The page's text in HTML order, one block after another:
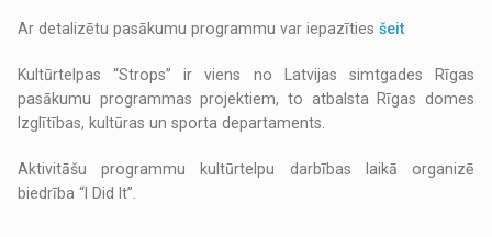
Ar detalizētu pasākumu programmu var iepazītiesšeit
Kultūrtelpas “Strops” ir viens no Latvijas simtgades Rīgas
pasākumu programmas projektiem, to atbalsta Rīgas domes
Izglītības, kultūras un sporta departaments.
Aktivitāšu programmu kultūrtelpu darbības laikā organizē
biedrība “I Did It”.